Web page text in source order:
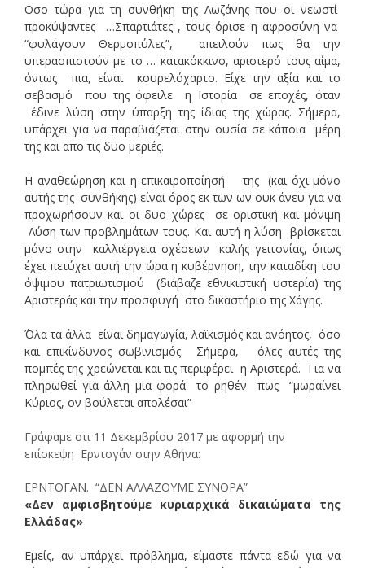
Οσο τώρα για τη συνθήκη της Λωζάνης που οι νεωστί
προκύψαντες …Σπαρτιάτες , τους όρισε η αφροσύνη να
“φυλάγουν Θερμοπύλες”, απειλούν πως θα την
υπερασπιστούν με το … κατακόκκινο, αριστερό τους αίμα,
όντως πια, είναι κουρελόχαρτο. Είχε την αξία και το
σεβασμό που της όφειλε η Ιστορία σε εποχές, όταν
έδινε λύση στην ύπαρξη της ίδιας της χώρας. Σήμερα,
υπάρχει για να παραβιάζεται στην ουσία σε κάποια μέρη
της και απο τις δυο μεριές.
Η αναθεώρηση και η επικαιροποίησή της (και όχι μόνο
αυτής της συνθήκης) είναι όρος εκ των ων ουκ άνευ για να
προχωρήσουν και οι δυο χώρες σε οριστική και μόνιμη
Λύση των προβλημάτων τους. Και αυτή η λύση βρίσκεται
μόνο στην καλλιέργεια σχέσεων καλής γειτονίας, όπως
έχει πετύχει αυτή την ώρα η κυβέρνηση, την καταδίκη του
όψιμου πατριωτισμού (διάβαζε εθνικιστική υστερία) της
Αριστεράς και την προσφυγή στο δικαστήριο της Χάγης.
΄Όλα τα άλλα είναι δημαγωγία, λαϊκισμός και ανόητος, όσο
και επικίνδυνος σωβινισμός. Σήμερα, όλες αυτές της
πομπές της χρεώνεται και τις περιφέρει η Αριστερά. Για να
πληρωθεί για άλλη μια φορά το ρηθέν πως “μωραίνει
Κύριος, ον βούλεται απολέσαι”
Γράφαμε στι 11 Δεκεμβρίου 2017 με αφορμή την
επίσκεψη Ερντογάν στην Αθήνα:
ΕΡΝΤΟΓΑΝ. “ΔΕΝ ΑΛΛΑΖΟΥΜΕ ΣΥΝΟΡΑ”
«Δεν αμφισβητούμε κυριαρχικά δικαιώματα της
Ελλάδας»
Εμείς, αν υπάρχει πρόβλημα, είμαστε πάντα εδώ για να